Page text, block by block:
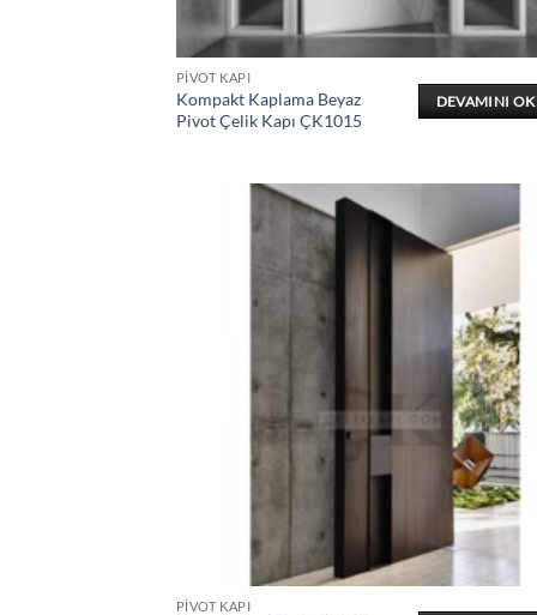
PIVOT KAPI
Kompakt Kaplama Beyaz
Pivot Çelik Kapı ÇK1015
DEVAMINI
PIVOT KAPI